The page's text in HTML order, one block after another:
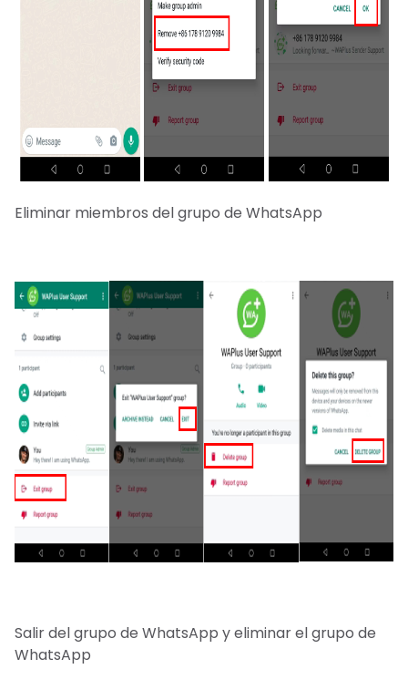
Eliminar miembros del grupo de WhatsApp
Salir del grupo de WhatsApp y eliminar el grupo de
WhatsApp